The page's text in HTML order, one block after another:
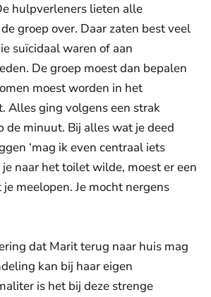
hulpverleners lieten alle
groep over. Daar zaten best veel
suïcidaal waren of aan
De groep moest dan bepalen
moest worden in het
Alles ging volgens een strak
de minuut. Bij alles wat je deed
‘mag ik even centraal iets
je naar het toilet wilde, moest er een
meelopen. Je mocht nergens
dat Marit terug naar huis mag
kan bij haar eigen
is het bij deze strenge